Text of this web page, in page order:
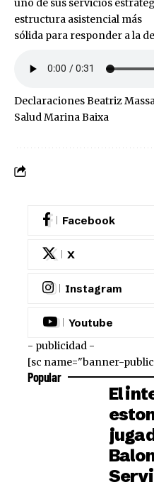
uno de sus servicios
estructura asistencial más
sólida para responder a la
Declaraciones Beatriz
Salud Marina Baixa
Facebook
X
Instagram
Youtube
- publicidad -
[sc name="banner-
Popular
El